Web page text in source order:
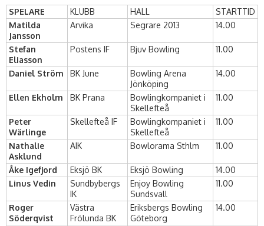
SPELARE
KLUBB HALL
STARTTID
Matilda
Jansson
Arvika Segrare 2013 14.00
Stefan
Eliasson
Postens IF Bjuv Bowling 11.00
Daniel Ström BK June
Bowling Arena
Jönköping
14.00
Ellen Ekholm BK Prana
Bowlingkompaniet i
Skellefteå
11.00
Peter
Wärlinge
Skellefteå IF
Bowlingkompaniet i
Skellefteå
11.00
Nathalie
Asklund
AIK Bowlorama Sthlm 11.00
Åke Igefjord Eksjö BK Eksjö Bowling
14.00
Linus Vedin
Sundbybergs
IK
Enjoy Bowling
Sundsvall
11.00
Roger
Söderqvist
Västra
Frölunda BK
Eriksbergs Bowling
Göteborg
14.00